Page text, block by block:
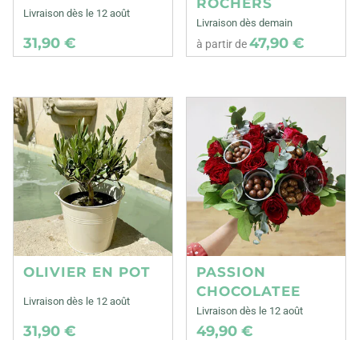
Livraison dès le 12 août
31,90 €
Livraison dès demain
à partir de47,90 €
OLIVIER EN POT
Livraison dès le 12 août
31,90 €
PASSION
CHOCOLATEE
Livraison dès le 12 août
49,90 €